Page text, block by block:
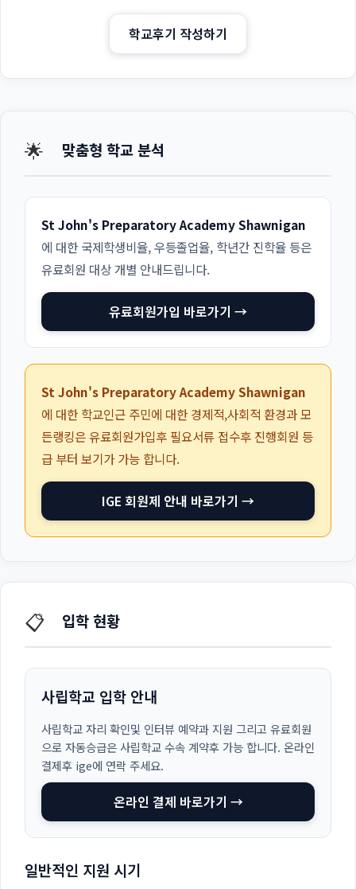
학교후기 작성하기
🌟 맞춤형 학교 분석
St John's Preparatory Academy Shawnigan
에 대한 국제학생비율, 우등졸업율, 학년간 진학율 등은
유료회원 대상 개별 안내드립니다.
유료회원가입 바로가기 →
St John's Preparatory Academy Shawnigan
에 대한 학교인근 주민에 대한 경제적,사회적 환경과 모
든랭킹은 유료회원가입후 필요서류 접수후 진행회원 등
급 부터 보기가 가능 합니다.
IGE 회원제 안내 바로가기 →
📋 입학 현황
사립학교 입학 안내
사립학교 자리 확인및 인터뷰 예약과 지원 그리고 유료회원
으로 자동승급은 사립학교 수속 계약후 가능 합니다. 온라인
결제후 ige에 연락 주세요.
온라인 결제 바로가기 →
일반적인 지원 시기